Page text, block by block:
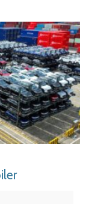
LÆS MERE